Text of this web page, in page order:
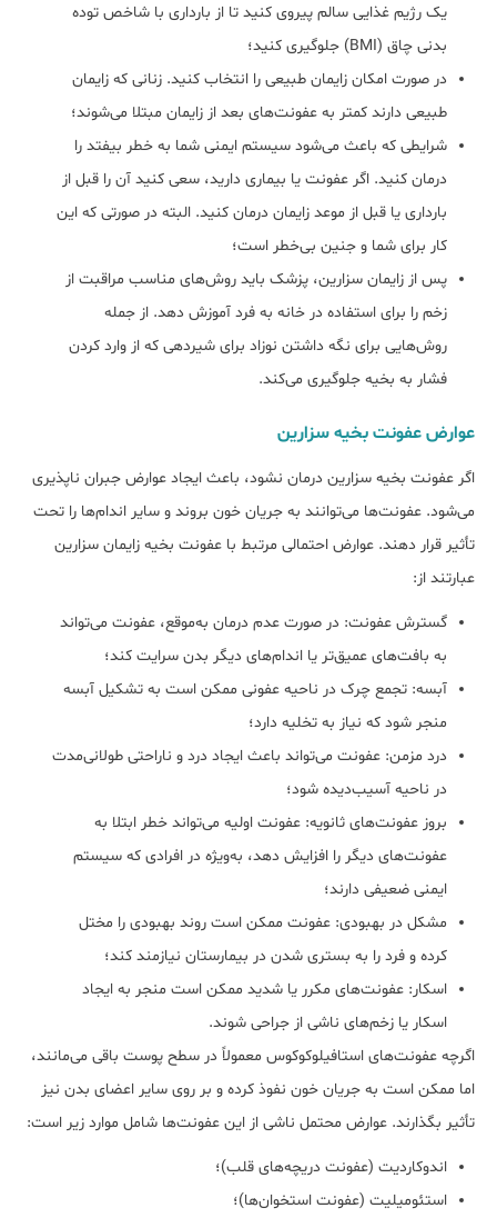
یک رژیم غذایی سالم پیروی کنید تا از بارداری با شاخص توده
بدنی چاق (BMI) جلوگیری کنید؛
در صورت امکان زایمان طبیعی را انتخاب کنید. زنانی که زایمان
طبیعی دارند کمتر به عفونت‌های بعد از زایمان مبتلا می‌شوند؛
شرایطی که باعث می‌شود سیستم ایمنی شما به خطر بیفتد را
درمان کنید. اگر عفونت یا بیماری دارید، سعی کنید آن را قبل از
بارداری یا قبل از موعد زایمان درمان کنید. البته در صورتی که این
کار برای شما و جنین بی‌خطر است؛
پس از زایمان سزارین، پزشک باید روش‌های مناسب مراقبت از
زخم را برای استفاده در خانه به فرد آموزش دهد. از جمله
روش‌هایی برای نگه داشتن نوزاد برای شیردهی که از وارد کردن
فشار به بخیه جلوگیری می‌کند.
عوارض عفونت بخیه سزارین
اگر عفونت بخیه سزارین درمان نشود، باعث ایجاد عوارض جبران ناپذیری
می‌شود. عفونت‌ها می‌توانند به جریان خون بروند و سایر اندام‌ها را تحت
تأثیر قرار دهند. عوارض احتمالی مرتبط با عفونت بخیه زایمان سزارین
عبارتند از:
گسترش عفونت: در صورت عدم درمان به‌موقع، عفونت می‌تواند
به بافت‌های عمیق‌تر یا اندام‌های دیگر بدن سرایت کند؛
آبسه: تجمع چرک در ناحیه عفونی ممکن است به تشکیل آبسه
منجر شود که نیاز به تخلیه دارد؛
درد مزمن: عفونت می‌تواند باعث ایجاد درد و ناراحتی طولانی‌مدت
در ناحیه آسیب‌دیده شود؛
بروز عفونت‌های ثانویه: عفونت اولیه می‌تواند خطر ابتلا به
عفونت‌های دیگر را افزایش دهد، به‌ویژه در افرادی که سیستم
ایمنی ضعیفی دارند؛
مشکل در بهبودی: عفونت ممکن است روند بهبودی را مختل
کرده و فرد را به بستری شدن در بیمارستان نیازمند کند؛
اسکار: عفونت‌های مکرر یا شدید ممکن است منجر به ایجاد
اسکار یا زخم‌های ناشی از جراحی شوند.
اگرچه عفونت‌های استافیلوکوکوس معمولاً در سطح پوست باقی می‌مانند،
اما ممکن است به جریان خون نفوذ کرده و بر روی سایر اعضای بدن نیز
تأثیر بگذارند. عوارض محتمل ناشی از این عفونت‌ها شامل موارد زیر است:
اندوکاردیت (عفونت دریچه‌های قلب)؛
استئومیلیت (عفونت استخوان‌ها)؛